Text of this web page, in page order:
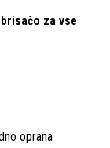
za vse
oprana